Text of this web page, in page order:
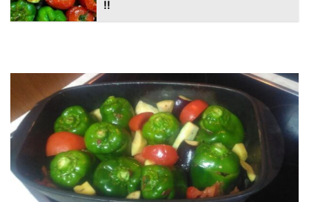
!!